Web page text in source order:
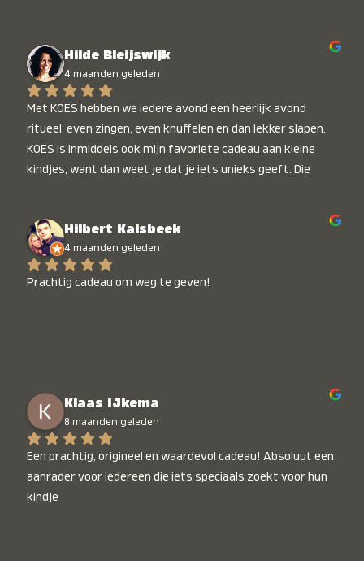
Hilde Bleijswijk
4 maanden geleden
Met KOES hebben we iedere avond een heerlijk avond
ritueel: even zingen, even knuffelen en dan lekker slapen.
KOES is inmiddels ook mijn favoriete cadeau aan kleine
kindjes, want dan weet je dat je iets unieks geeft. Die
Hilbert Kalsbeek
4 maanden geleden
Prachtig cadeau om weg te geven!
Klaas IJkema
8 maanden geleden
Een prachtig, origineel en waardevol cadeau! Absoluut een
aanrader voor iedereen die iets speciaals zoekt voor hun
kindje